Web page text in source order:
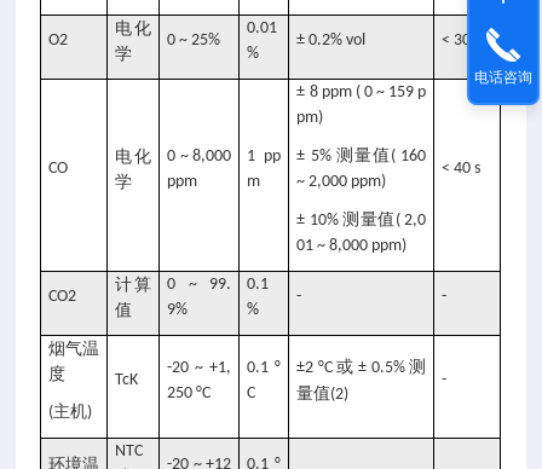
O2
电化
学
0 ~ 25%
0.01
%
± 0.2% vol < 30 s
CO
电化
学
0 ~ 8,000
ppm
1 pp
m
± 8 ppm ( 0 ~ 159 p
pm)
± 5% 测量值 ( 160
~ 2,000 ppm)
± 10%测量值 ( 2,0
01 ~ 8,000 ppm)
< 40 s
CO2
计算
值
0 ~ 99.
9%
0.1
%
- -
烟气温
度
(主机)
TcK
-20 ~ +1,
250 °C
0.1 °
C
±2 °C或 ± 0.5%测
量值(2)
-
环境温
NTC
-20 ~ +12 0.1 °
电话咨询